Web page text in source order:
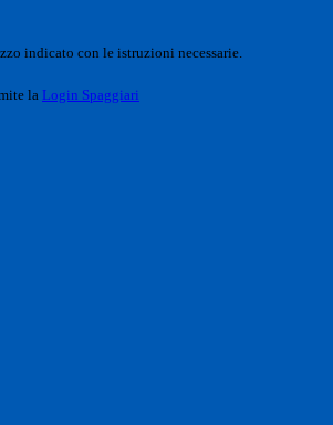
indicato con le istruzioni necessarie.
la Login Spaggiari